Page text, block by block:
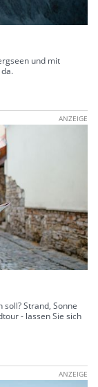
und mit
ANZEIGE
Strand, Sonne
- lassen Sie sich
ANZEIGE